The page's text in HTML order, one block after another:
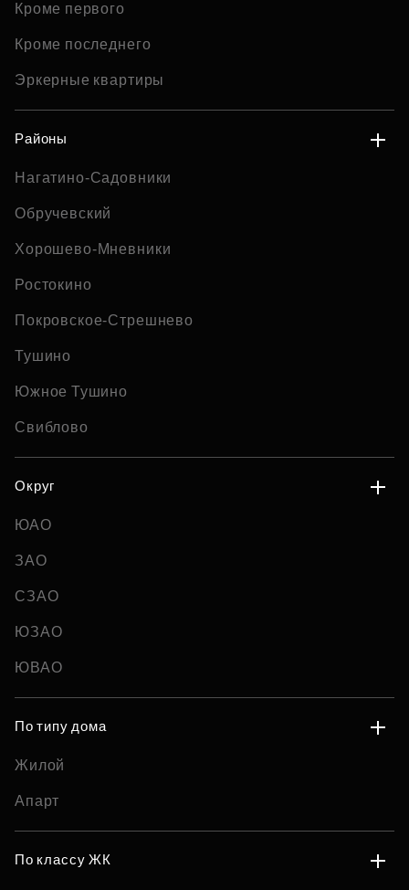
Кроме первого
Кроме последнего
Эркерные квартиры
Районы
Нагатино-Садовники
Обручевский
Хорошево-Мневники
Ростокино
Покровское-Стрешнево
Тушино
Южное Тушино
Свиблово
Округ
ЮАО
ЗАО
СЗАО
ЮЗАО
ЮВАО
По типу дома
Жилой
Апарт
По классу ЖК